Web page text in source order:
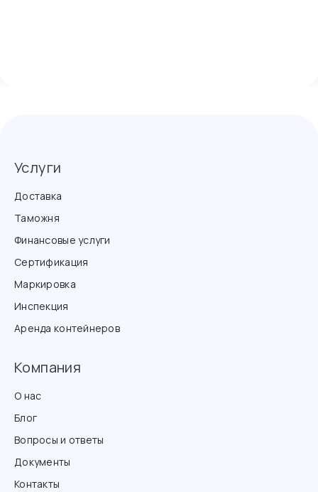
Услуги
Доставка
Таможня
Финансовые услуги
Сертификация
Маркировка
Инспекция
Аренда контейнеров
Компания
О нас
Блог
Вопросы и ответы
Документы
Контакты